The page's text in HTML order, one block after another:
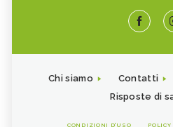
Chi siamo Contatti
Risposte di
CONDIZIONI D'USO POLICY